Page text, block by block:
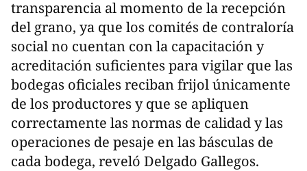
transparencia al momento de la recepción
del grano, ya que los comités de contraloría
social no cuentan con la capacitación y
acreditación suficientes para vigilar que las
bodegas oficiales reciban frijol únicamente
de los productores y que se apliquen
correctamente las normas de calidad y las
operaciones de pesaje en las básculas de
cada bodega, reveló Delgado Gallegos.